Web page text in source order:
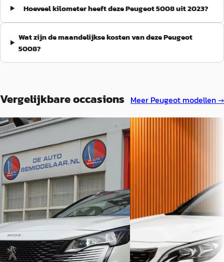
Hoeveel kilometer heeft deze Peugeot 5008 uit 2023?
Wat zijn de maandelijkse kosten van deze Peugeot
5008?
Vergelijkbare occasions Meer Peugeot modellen →
Peugeot 5008·2021
1.2 PureTech GT - Sportline 7p
€ 19.940
v.a. € 423/mnd
Scherp geprijsd
2021 · 73.443 km · Benzine ·
Handgeschakeld
De Autobemiddelaar· Rotterdam
Peugeot 5008
Scherp geprijsd
2018 · 78.745 km · Benzine
Automaat